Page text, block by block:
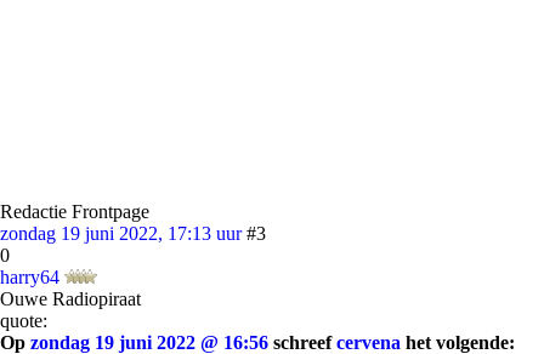
Redactie Frontpage
zondag 19 juni 2022, 17:13 uur #3
0
harry64
Ouwe Radiopiraat
quote:
Op zondag 19 juni 2022 @ 16:56 schreefcervena het volgende: